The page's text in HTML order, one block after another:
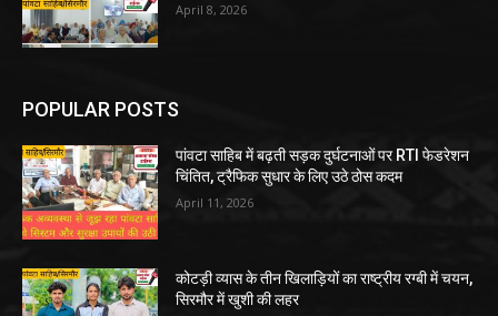
April 8, 2026
POPULAR POSTS
पांवटा साहिब में बढ़ती सड़क दुर्घटनाओं पर RTI फेडरेशन
चिंतित, ट्रैफिक सुधार के लिए उठे ठोस कदम
April 11, 2026
कोटड़ी व्यास के तीन खिलाड़ियों का राष्ट्रीय रग्बी में चयन,
सिरमौर में खुशी की लहर